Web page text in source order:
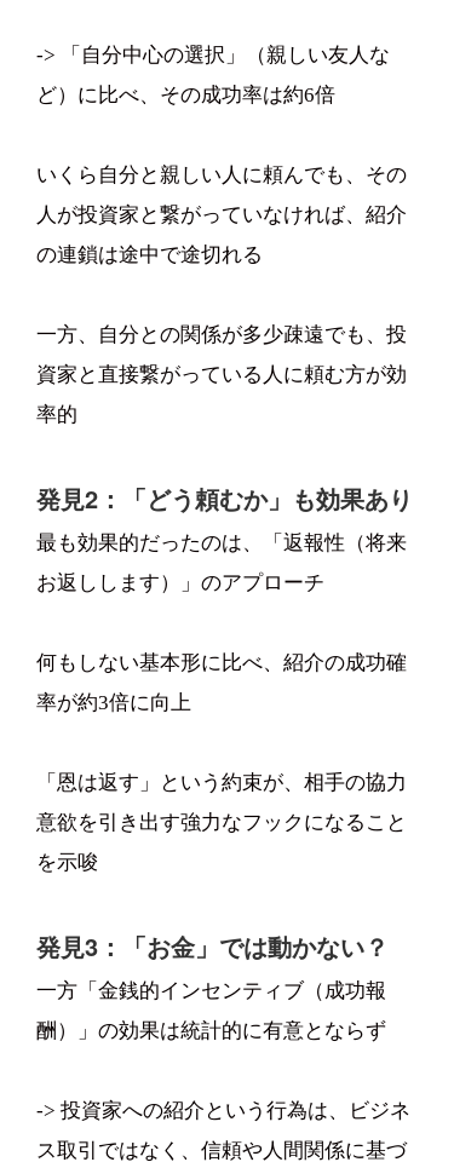
-> 「自分中心の選択」（親しい友人な
ど）に比べ、その成功率は約6倍
いくら自分と親しい人に頼んでも、その
人が投資家と繋がっていなければ、紹介
の連鎖は途中で途切れる
一方、自分との関係が多少疎遠でも、投
資家と直接繋がっている人に頼む方が効
率的
発見2：「どう頼むか」も効果あり
最も効果的だったのは、「返報性（将来
お返しします）」のアプローチ
何もしない基本形に比べ、紹介の成功確
率が約3倍に向上
「恩は返す」という約束が、相手の協力
意欲を引き出す強力なフックになること
を示唆
発見3：「お金」では動かない？
一方「金銭的インセンティブ（成功報
酬）」の効果は統計的に有意とならず
-> 投資家への紹介という行為は、ビジネ
ス取引ではなく、信頼や人間関係に基づ